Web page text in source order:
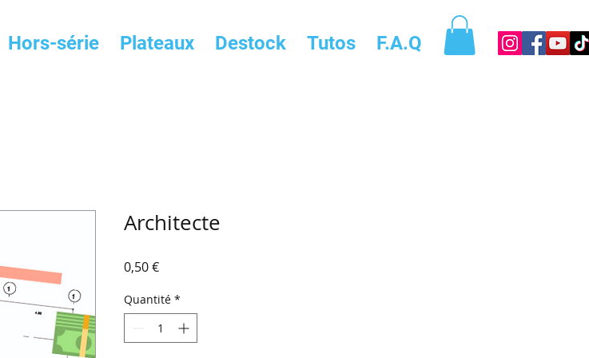
Hors-série Plateaux Destock Tutos F.A.Q
Architecte
0,50 €Prix
Quantité *